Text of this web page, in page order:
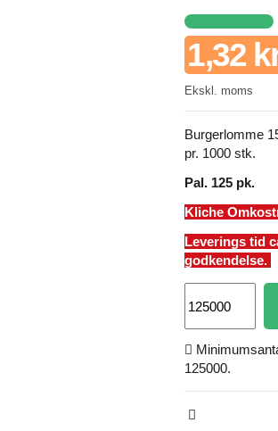
1,32
Ekskl. moms
Burgerlomme
pr. 1000 stk.
Pal. 125 pk.
Kliche
Leverings tid
godkendelse.
125000.